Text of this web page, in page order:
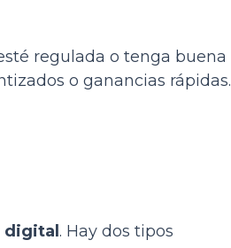
regulada o tenga buena
o ganancias rápidas.
digital . Hay dos tipos